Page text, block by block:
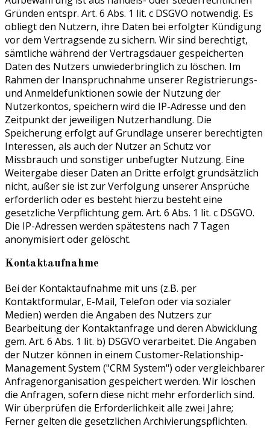
Gründen entspr. Art. 6 Abs. 1 lit. c DSGVO notwendig. Es
obliegt den Nutzern, ihre Daten bei erfolgter Kündigung
vor dem Vertragsende zu sichern. Wir sind berechtigt,
sämtliche während der Vertragsdauer gespeicherten
Daten des Nutzers unwiederbringlich zu löschen. Im
Rahmen der Inanspruchnahme unserer Registrierungs-
und Anmeldefunktionen sowie der Nutzung der
Nutzerkontos, speichern wird die IP-Adresse und den
Zeitpunkt der jeweiligen Nutzerhandlung. Die
Speicherung erfolgt auf Grundlage unserer berechtigten
Interessen, als auch der Nutzer an Schutz vor
Missbrauch und sonstiger unbefugter Nutzung. Eine
Weitergabe dieser Daten an Dritte erfolgt grundsätzlich
nicht, außer sie ist zur Verfolgung unserer Ansprüche
erforderlich oder es besteht hierzu besteht eine
gesetzliche Verpflichtung gem. Art. 6 Abs. 1 lit. c DSGVO.
Die IP-Adressen werden spätestens nach 7 Tagen
anonymisiert oder gelöscht.
Kontaktaufnahme
Bei der Kontaktaufnahme mit uns (z.B. per
Kontaktformular, E-Mail, Telefon oder via sozialer
Medien) werden die Angaben des Nutzers zur
Bearbeitung der Kontaktanfrage und deren Abwicklung
gem. Art. 6 Abs. 1 lit. b) DSGVO verarbeitet. Die Angaben
der Nutzer können in einem Customer-Relationship-
Management System ("CRM System") oder vergleichbarer
Anfragenorganisation gespeichert werden. Wir löschen
die Anfragen, sofern diese nicht mehr erforderlich sind.
Wir überprüfen die Erforderlichkeit alle zwei Jahre;
Ferner gelten die gesetzlichen Archivierungspflichten.